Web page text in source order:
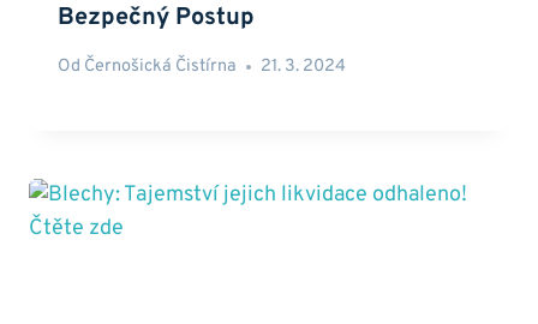
Bezpečný Postup
Od Černošická Čistírna 21. 3. 2024